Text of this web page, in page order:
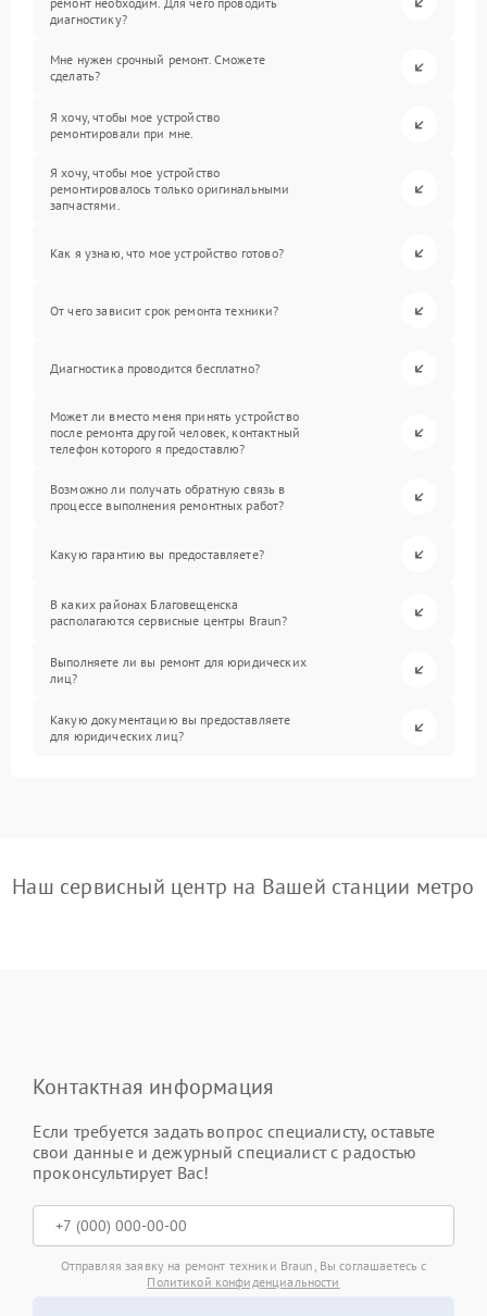
диагностику?
Мне нужен срочный ремонт. Сможете
сделать?
Я хочу, чтобы мое устройство
ремонтировали при мне.
Я хочу, чтобы мое устройство
ремонтировалось только оригинальными
запчастями.
Как я узнаю, что мое устройство готово?
От чего зависит срок ремонта техники?
Диагностика проводится бесплатно?
Может ли вместо меня принять устройство
после ремонта другой человек, контактный
телефон которого я предоставлю?
Возможно ли получать обратную связь в
процессе выполнения ремонтных работ?
Какую гарантию вы предоставляете?
В каких районах Благовещенска
располагаются сервисные центры Braun?
Выполняете ли вы ремонт для юридических
лиц?
Какую документацию вы предоставляете
для юридических лиц?
Наш сервисный центр на Вашей станции метро
Контактная информация
Если требуется задать вопрос специалисту, оставьте
свои данные и дежурный специалист с радостью
проконсультирует Вас!
Отправляя заявку на ремонт техники Braun, Вы соглашаетесь с
Политикой конфиденциальности